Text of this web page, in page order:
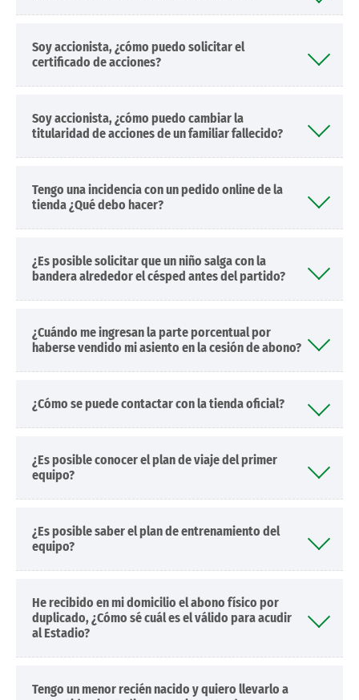
Soy accionista, ¿cómo puedo solicitar el
certificado de acciones?
Soy accionista, ¿cómo puedo cambiar la
titularidad de acciones de un familiar fallecido?
Tengo una incidencia con un pedido online de la
tienda ¿Qué debo hacer?
¿Es posible solicitar que un niño salga con la
bandera alrededor el césped antes del partido?
¿Cuándo me ingresan la parte porcentual por
haberse vendido mi asiento en la cesión de abono?
¿Cómo se puede contactar con la tienda oficial?
¿Es posible conocer el plan de viaje del primer
equipo?
¿Es posible saber el plan de entrenamiento del
equipo?
He recibido en mi domicilio el abono físico por
duplicado, ¿Cómo sé cuál es el válido para acudir
al Estadio?
Tengo un menor recién nacido y quiero llevarlo a